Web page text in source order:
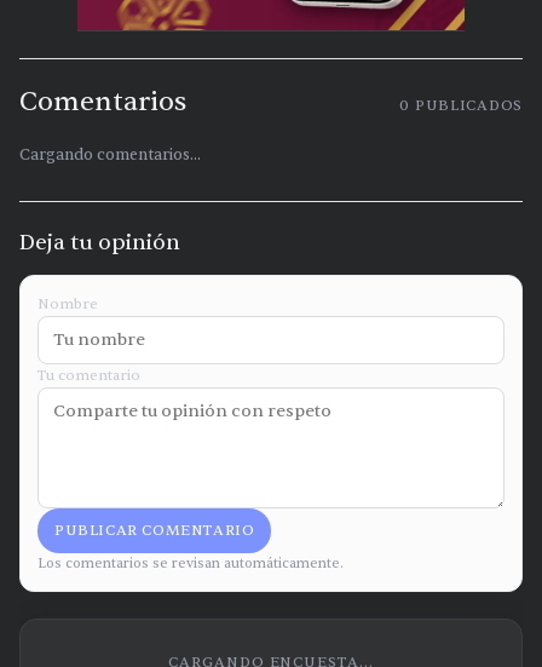
Comentarios 0 PUBLICADOS
Cargando comentarios...
Deja tu opinión
Nombre
Tu comentario
PUBLICAR COMENTARIO
Los comentarios se revisan automáticamente.
CARGANDO ENCUESTA...